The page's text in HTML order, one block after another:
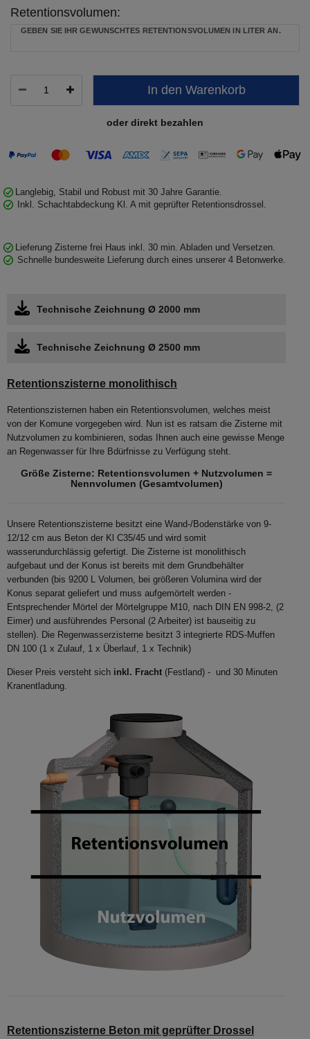
Retentionsvolumen:
GEBEN SIE IHR GEWÜNSCHTES RETENTIONSVOLUMEN IN LITER AN.
In den Warenkorb
oder direkt bezahlen
Langlebig, Stabil und Robust mit 30 Jahre Garantie.
Inkl. Schachtabdeckung Kl. A mit geprüfter Retentionsdrossel.
Lieferung Zisterne frei Haus inkl. 30 min. Abladen und Versetzen.
Schnelle bundesweite Lieferung durch eines unserer 4 Betonwerke.
Technische Zeichnung Ø 2000 mm
Technische Zeichnung Ø 2500 mm
Retentionszisterne monolithisch
Retentionszisternen haben ein Retentionsvolumen, welches meist
von der Komune vorgegeben wird. Nun ist es ratsam die Zisterne mit
Nutzvolumen zu kombinieren, sodas Ihnen auch eine gewisse Menge
an Regenwasser für Ihre Bdürfnisse zu Verfügung steht.
Größe Zisterne: Retentionsvolumen + Nutzvolumen =
Nennvolumen (Gesamtvolumen)
Unsere Retentionszisterne besitzt eine Wand-/Bodenstärke von 9-
12/12 cm aus Beton der Kl C35/45 und wird somit
wasserundurchlässig gefertigt. Die Zisterne ist monolithisch
aufgebaut und der Konus ist bereits mit dem Grundbehälter
verbunden (bis 9200 L Volumen, bei größeren Volumina wird der
Konus separat geliefert und muss aufgemörtelt werden -
Entsprechender Mörtel der Mörtelgruppe M10, nach DIN EN 998-2, (2
Eimer) und ausführendes Personal (2 Arbeiter) ist bauseitig zu
stellen). Die Regenwasserzisterne besitzt 3 integrierte RDS-Muffen
DN 100 (1 x Zulauf, 1 x Überlauf, 1 x Technik)
Dieser Preis versteht sich inkl. Fracht (Festland) - und 30 Minuten
Kranentladung.
Retentionszisterne Beton mit geprüfter Drossel